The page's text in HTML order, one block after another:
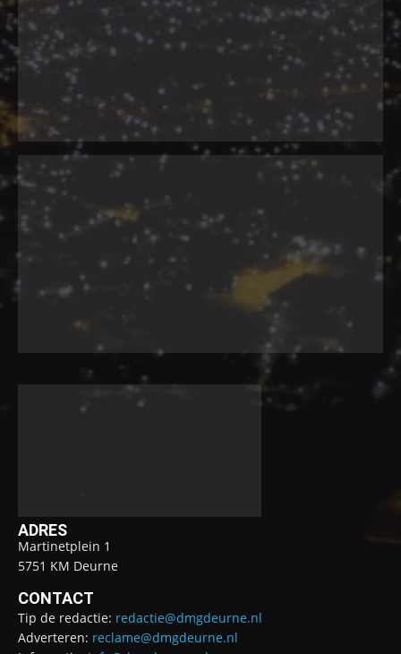
ADRES
Martinetplein 1
5751 KM Deurne
CONTACT
Tip de redactie: redactie@dmgdeurne.nl
Adverteren: reclame@dmgdeurne.nl